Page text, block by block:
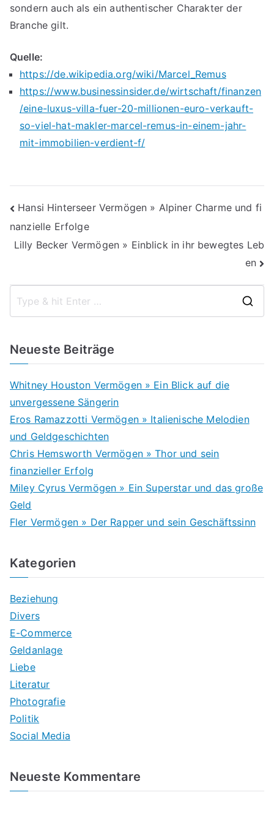
sondern auch als ein authentischer Charakter der
Branche gilt.
Quelle:
https://de.wikipedia.org/wiki/Marcel_Remus
https://www.businessinsider.de/wirtschaft/finanzen
/eine-luxus-villa-fuer-20-millionen-euro-verkauft-
so-viel-hat-makler-marcel-remus-in-einem-jahr-
mit-immobilien-verdient-f/
Beitragsnavigation
Hansi Hinterseer Vermögen » Alpiner Charme und fi
nanzielle Erfolge
Lilly Becker Vermögen » Einblick in ihr bewegtes Leb
en
Neueste Beiträge
Whitney Houston Vermögen » Ein Blick auf die
unvergessene Sängerin
Eros Ramazzotti Vermögen » Italienische Melodien
und Geldgeschichten
Chris Hemsworth Vermögen » Thor und sein
finanzieller Erfolg
Miley Cyrus Vermögen » Ein Superstar und das große
Geld
Fler Vermögen » Der Rapper und sein Geschäftssinn
Kategorien
Beziehung
Divers
E-Commerce
Geldanlage
Liebe
Literatur
Photografie
Politik
Social Media
Neueste Kommentare